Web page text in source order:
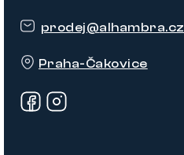
prodej@alhambra.cz
Praha-Čakovice